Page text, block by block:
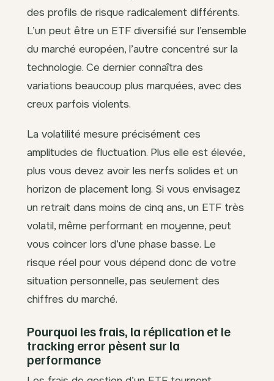
des profils de risque radicalement différents.
L’un peut être un ETF diversifié sur l’ensemble
du marché européen, l’autre concentré sur la
technologie. Ce dernier connaîtra des
variations beaucoup plus marquées, avec des
creux parfois violents.
La volatilité mesure précisément ces
amplitudes de fluctuation. Plus elle est élevée,
plus vous devez avoir les nerfs solides et un
horizon de placement long. Si vous envisagez
un retrait dans moins de cinq ans, un ETF très
volatil, même performant en moyenne, peut
vous coincer lors d’une phase basse. Le
risque réel pour vous dépend donc de votre
situation personnelle, pas seulement des
chiffres du marché.
Pourquoi les frais, la réplication et le
tracking error pèsent sur la
performance